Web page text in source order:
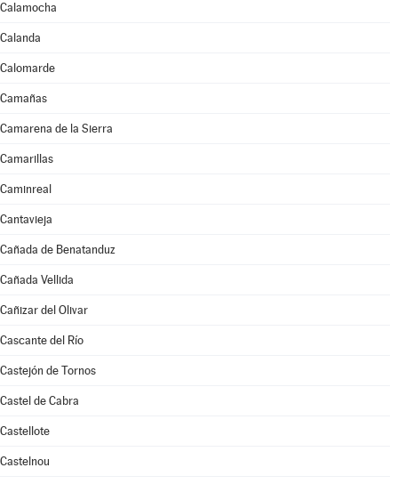
Calamocha
Calanda
Calomarde
Camañas
Camarena de la Sierra
Camarillas
Caminreal
Cantavieja
Cañada de Benatanduz
Cañada Vellida
Cañizar del Olivar
Cascante del Río
Castejón de Tornos
Castel de Cabra
Castellote
Castelnou